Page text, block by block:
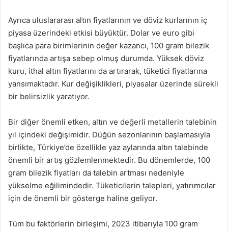
Ayrıca uluslararası altın fiyatlarının ve döviz kurlarının iç
piyasa üzerindeki etkisi büyüktür. Dolar ve euro gibi
başlıca para birimlerinin değer kazancı, 100 gram bilezik
fiyatlarında artışa sebep olmuş durumda. Yüksek döviz
kuru, ithal altın fiyatlarını da artırarak, tüketici fiyatlarına
yansımaktadır. Kur değişiklikleri, piyasalar üzerinde sürekli
bir belirsizlik yaratıyor.
Bir diğer önemli etken, altın ve değerli metallerin talebinin
yıl içindeki değişimidir. Düğün sezonlarının başlamasıyla
birlikte, Türkiye’de özellikle yaz aylarında altın talebinde
önemli bir artış gözlemlenmektedir. Bu dönemlerde, 100
gram bilezik fiyatları da talebin artması nedeniyle
yükselme eğilimindedir. Tüketicilerin talepleri, yatırımcılar
için de önemli bir gösterge haline geliyor.
Tüm bu faktörlerin birleşimi, 2023 itibarıyla 100 gram